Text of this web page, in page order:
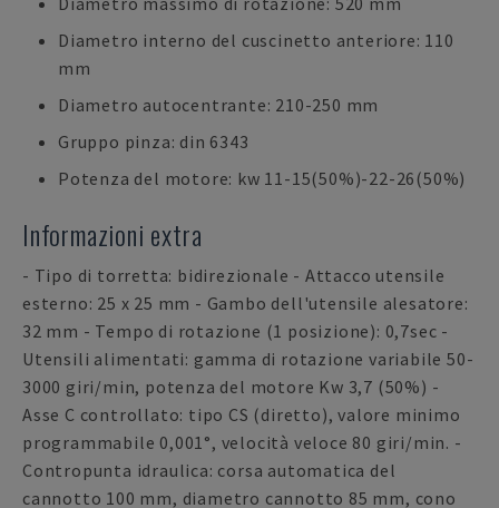
Diametro interno del cuscinetto anteriore: 110
mm
Diametro autocentrante: 210-250 mm
Gruppo pinza: din 6343
Potenza del motore: kw 11-15(50%)-22-26(50%)
Informazioni extra
- Tipo di torretta: bidirezionale - Attacco utensile
esterno: 25 x 25 mm - Gambo dell'utensile alesatore:
32 mm - Tempo di rotazione (1 posizione): 0,7sec -
Utensili alimentati: gamma di rotazione variabile 50-
3000 giri/min, potenza del motore Kw 3,7 (50%) -
Asse C controllato: tipo CS (diretto), valore minimo
programmabile 0,001°, velocità veloce 80 giri/min. -
Contropunta idraulica: corsa automatica del
cannotto 100 mm, diametro cannotto 85 mm, cono